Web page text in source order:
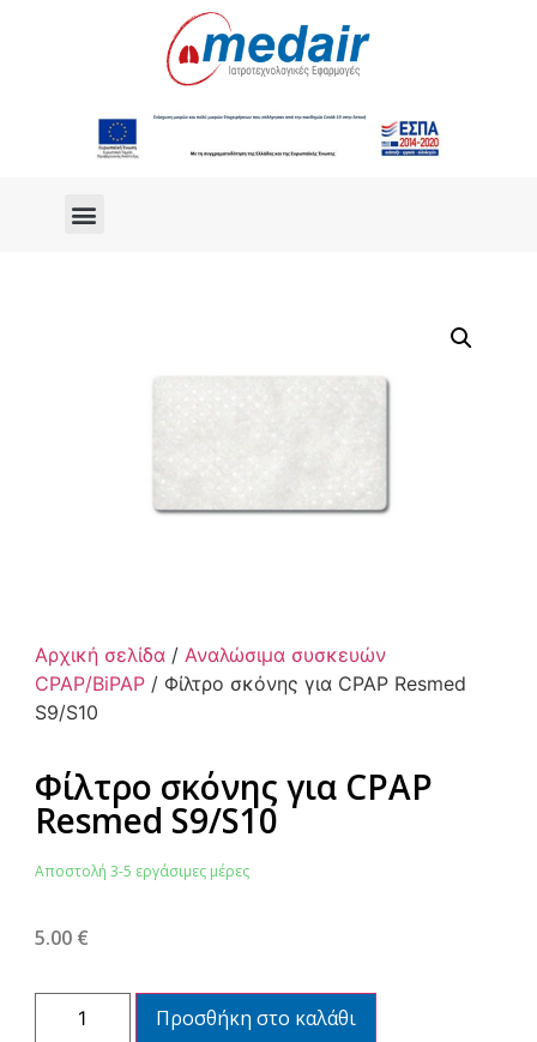
Αρχική σελίδα/ Αναλώσιμα συσκευών
CPAP/BiPAP/ Φίλτρο σκόνης για CPAP Resmed
S9/S10
Φίλτρο σκόνης για CPAP
Resmed S9/S10
Αποστολή 3-5 εργάσιμες μέρες
5.00 €
Προσθήκη στο καλάθι